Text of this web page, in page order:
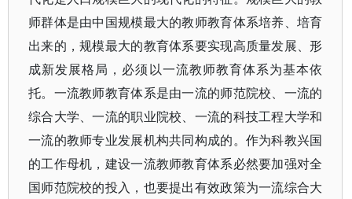
师群体是由中国规模最大的教师教育体系培养、培育
出来的，规模最大的教育体系要实现高质量发展、形
成新发展格局，必须以一流教师教育体系为基本依
托。一流教师教育体系是由一流的师范院校、一流的
综合大学、一流的职业院校、一流的科技工程大学和
一流的教师专业发展机构共同构成的。作为科教兴国
的工作母机，建设一流教师教育体系必然要加强对全
国师范院校的投入，也要提出有效政策为一流综合大